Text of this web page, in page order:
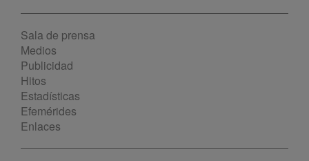
Sala de prensa
Medios
Publicidad
Hitos
Estadísticas
Efemérides
Enlaces